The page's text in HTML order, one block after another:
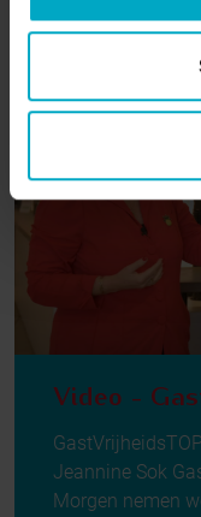
Video -
Jeannine Sok
Morgen nemen